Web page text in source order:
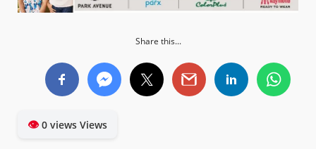
Share this...
👁0 views Views